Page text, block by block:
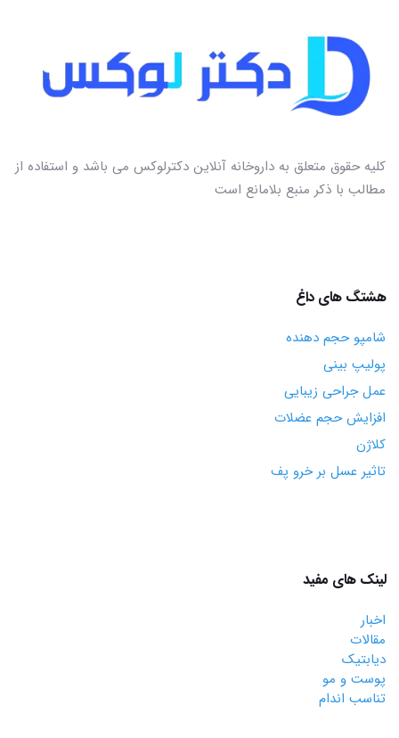
کلیه حقوق متعلق به داروخانه آنلاین دکترلوکس می باشد و استفاده از
مطالب با ذکر منبع بلامانع است
هشتگ های داغ
شامپو حجم دهنده
پولیپ بینی
عمل جراحی زیبایی
افزایش حجم عضلات
کلاژن
تاثیر عسل بر خرو پف
لینک های مفید
اخبار
مقالات
دیابتیک
پوست و مو
تناسب اندام